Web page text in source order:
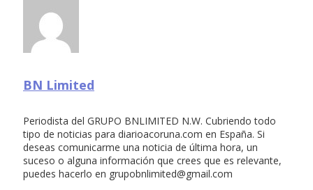
BN Limited
Periodista del GRUPO BNLIMITED N.W. Cubriendo todo
tipo de noticias para diarioacoruna.com en España. Si
deseas comunicarme una noticia de última hora, un
suceso o alguna información que crees que es relevante,
puedes hacerlo en grupobnlimited@gmail.com